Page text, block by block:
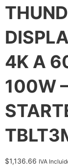
4K A
100W
$1,136.66 IVA